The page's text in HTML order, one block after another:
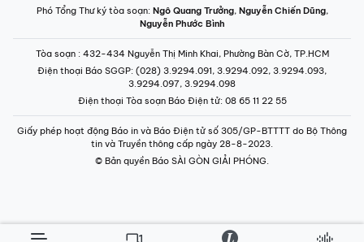
Phó Tổng Thư ký tòa soạn: Ngô Quang Trưởng, Nguyễn Chiến Dũng,
Nguyễn Phước Bình
Tòa soạn : 432-434 Nguyễn Thị Minh Khai, Phường Bàn Cờ, TP.HCM
Điện thoại Báo SGGP: (028) 3.9294.091, 3.9294.092, 3.9294.093,
3.9294.097, 3.9294.098
Điện thoại Tòa soạn Báo Điện tử: 08 65 11 22 55
Giấy phép hoạt động Báo in và Báo Điện tử số 305/GP-BTTTT do Bộ Thông
tin và Truyền thông cấp ngày 28-8-2023.
© Bản quyền Báo SÀI GÒN GIẢI PHÓNG.